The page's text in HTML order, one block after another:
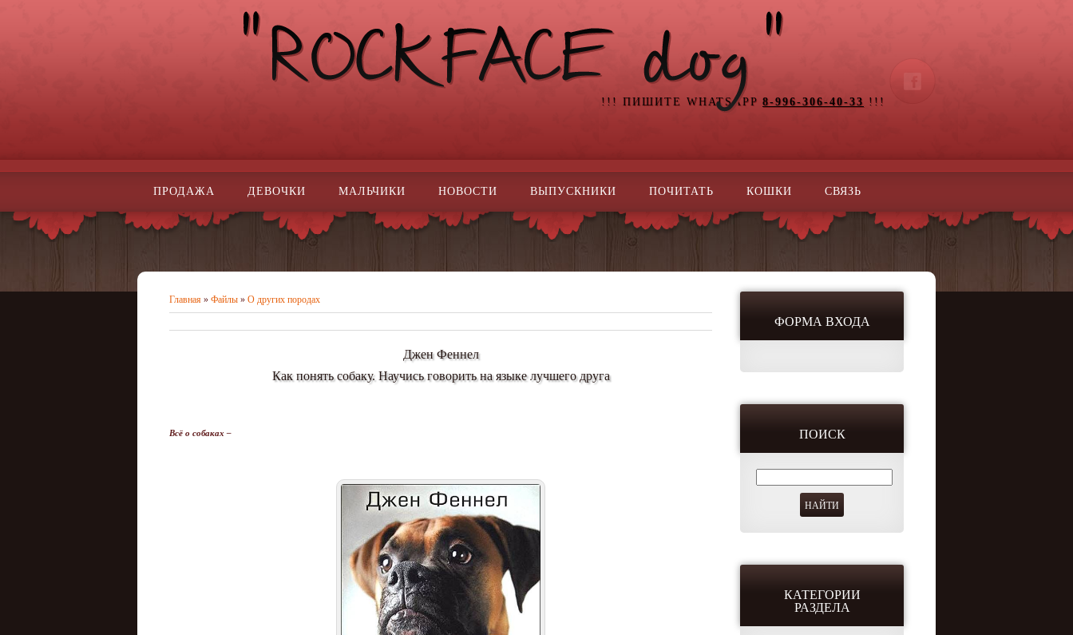
!!! ПИШИТЕ WHATSAPP 8-996-306-40-33 !!!
ПРОДАЖА ДЕВОЧКИ МАЛЬЧИКИ НОВОСТИ ВЫПУСКНИКИ ПОЧИТАТЬ КОШКИ СВЯЗЬ
Главная » Файлы » О других породах
Джен Феннел
Как понять собаку. Научись говорить на языке лучшего друга
Всё о собаках –
ФОРМА ВХОДА
ПОИСК
КАТЕГОРИИ
РАЗДЕЛА